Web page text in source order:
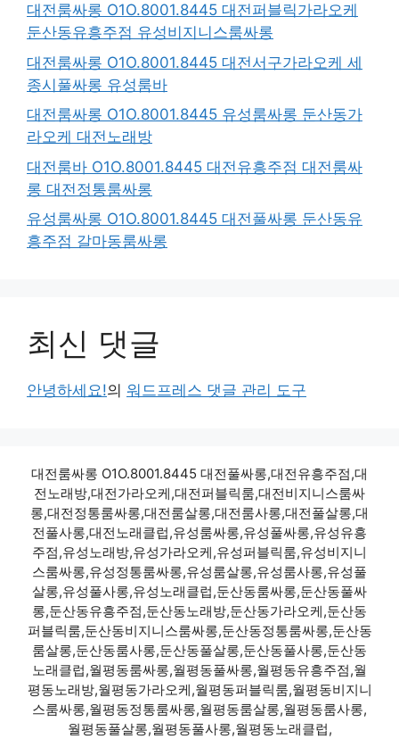
대전룸싸롱 O1O.8001.8445 대전퍼블릭가라오케
둔산동유흥주점 유성비지니스룸싸롱
대전룸싸롱 O1O.8001.8445 대전서구가라오케 세
종시풀싸롱 유성룸바
대전룸싸롱 O1O.8001.8445 유성룸싸롱 둔산동가
라오케 대전노래방
대전룸바 O1O.8001.8445 대전유흥주점 대전룸싸
롱 대전정통룸싸롱
유성룸싸롱 O1O.8001.8445 대전풀싸롱 둔산동유
흥주점 갈마동룸싸롱
최신 댓글
안녕하세요!의 워드프레스 댓글 관리 도구
대전룸싸롱 O1O.8001.8445 대전풀싸롱,대전유흥주점,대
전노래방,대전가라오케,대전퍼블릭룸,대전비지니스룸싸
롱,대전정통룸싸롱,대전룸살롱,대전룸사롱,대전풀살롱,대
전풀사롱,대전노래클럽,유성룸싸롱,유성풀싸롱,유성유흥
주점,유성노래방,유성가라오케,유성퍼블릭룸,유성비지니
스룸싸롱,유성정통룸싸롱,유성룸살롱,유성룸사롱,유성풀
살롱,유성풀사롱,유성노래클럽,둔산동룸싸롱,둔산동풀싸
롱,둔산동유흥주점,둔산동노래방,둔산동가라오케,둔산동
퍼블릭룸,둔산동비지니스룸싸롱,둔산동정통룸싸롱,둔산동
룸살롱,둔산동룸사롱,둔산동풀살롱,둔산동풀사롱,둔산동
노래클럽,월평동룸싸롱,월평동풀싸롱,월평동유흥주점,월
평동노래방,월평동가라오케,월평동퍼블릭룸,월평동비지니
스룸싸롱,월평동정통룸싸롱,월평동룸살롱,월평동룸사롱,
월평동풀살롱,월평동풀사롱,월평동노래클럽,